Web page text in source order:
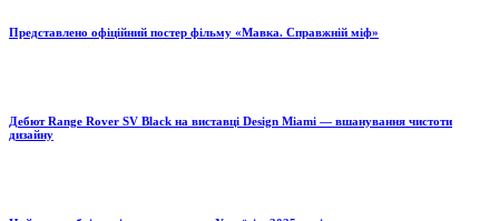
Представлено офіційний постер фільму «Мавка. Справжній міф»
Дебют Range Rover SV Black на виставці Design Miami — вшанування чистоти
дизайну